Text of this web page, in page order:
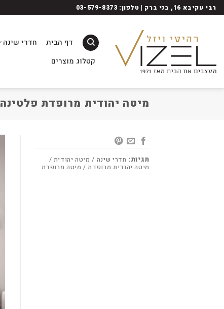
Skip
to
רבי עקיבא 16, בני ברק | טלפון: 03-579-8373
דף הבית חדרי שינה
קטלוג מוצרים
מיטה יהודית מרופדת פלטינה
תגיות: חדרי שינה / מיטה יהודית /
מיטה יהודית מרופדת / מיטה מרופדת